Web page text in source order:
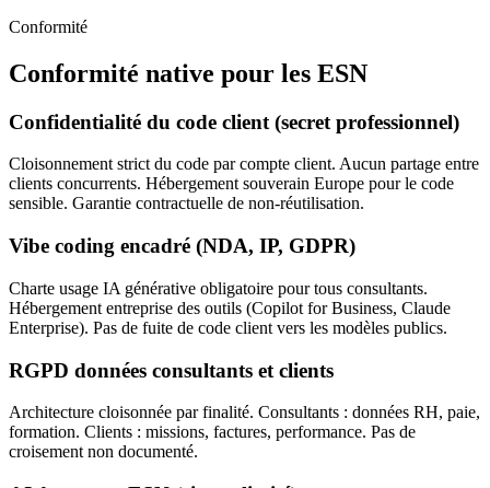
Conformité
Conformité native pour les ESN
Confidentialité du code client (secret professionnel)
Cloisonnement strict du code par compte client. Aucun partage entre
clients concurrents. Hébergement souverain Europe pour le code
sensible. Garantie contractuelle de non-réutilisation.
Vibe coding encadré (NDA, IP, GDPR)
Charte usage IA générative obligatoire pour tous consultants.
Hébergement entreprise des outils (Copilot for Business, Claude
Enterprise). Pas de fuite de code client vers les modèles publics.
RGPD données consultants et clients
Architecture cloisonnée par finalité. Consultants : données RH, paie,
formation. Clients : missions, factures, performance. Pas de
croisement non documenté.